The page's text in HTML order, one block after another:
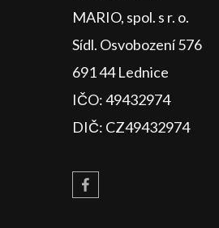
MARIO, spol. s r. o.
Sídl. Osvobození 576
691 44 Lednice
IČO: 49432974
DIČ: CZ49432974